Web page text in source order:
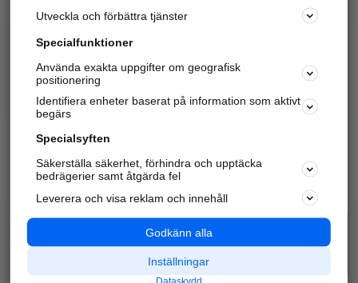
Marknadsför företaget
Kom igång och annonsera mot
samarbetspartners nära dig.
Alla kategorier
Populära sökningar
API & Kartor
Annonsera
Integritet
Nödnummer
Utveckla och förbättra tjänster
Specialfunktioner
Använda exakta uppgifter om geografisk
positionering
Identifiera enheter baserat på information som aktivt
begärs
Specialsyften
Säkerställa säkerhet, förhindra och upptäcka
bedrägerier samt åtgärda fel
Leverera och visa reklam och innehåll
Godkänn alla
Inställningar
Dataskydd